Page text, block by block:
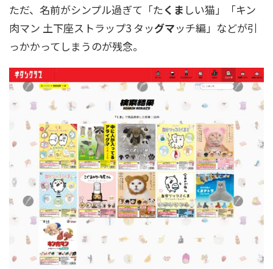
ただ、名前がシンプル過ぎて「たくま しい猫」「キン
肉マン 土下座ストラップ3 タッグマッチ編」などが引
っかかってしまうのが残念。